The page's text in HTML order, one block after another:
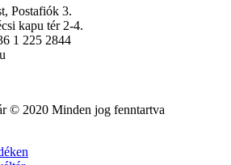
Postafiók 3.
kapu tér 2-4.
1 225 2844
© 2020 Minden jog fenntartva